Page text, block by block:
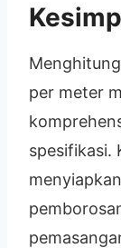
per meter
spesifikasi.